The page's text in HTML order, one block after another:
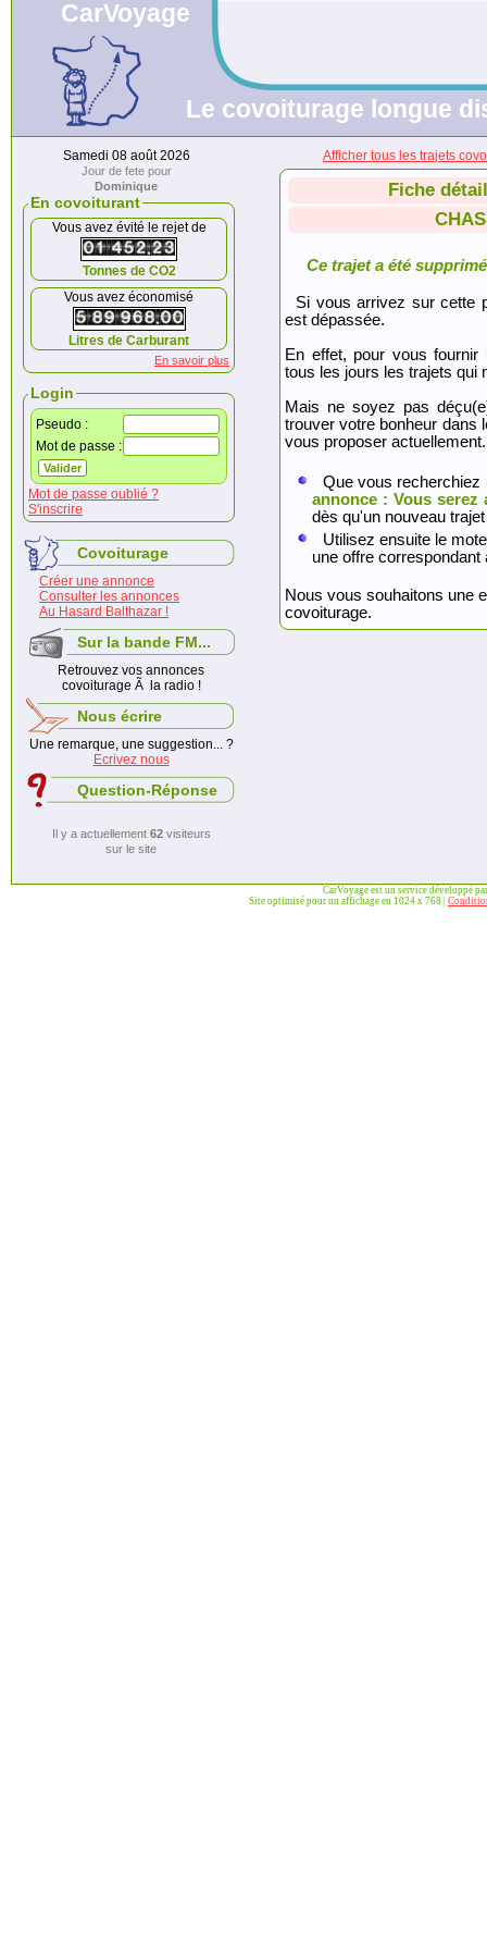
CarVoyage
Le covoiturage longue
Samedi 08 août 2026
Jour de fete pour
Dominique
En covoiturant
Vous avez évité le rejet de
Tonnes de CO2
Vous avez économisé
Litres de Carburant
En savoir plus
Login
Pseudo :
Mot de passe :
Mot de passe oublié ?
S'inscrire
Covoiturage
Créer une annonce
Consulter les annonces
Au Hasard Balthazar !
Sur la bande FM...
Retrouvez vos annonces
covoiturage Ã la radio !
Nous écrire
Une remarque, une suggestion... ?
Ecrivez nous
Question-Réponse
Il y a actuellement 62visiteurs
sur le site
Afficher tous les trajets
Fiche
Ce trajet a été
Si vous arrivez sur cette
est dépassée.
En effet, pour vous fournir
tous les jours les trajets qui
Mais ne soyez pas
trouver votre bonheur dans
vous proposer actuellement.
Que vous
annonce : Vous serez
dès qu'un nouveau
Utilisez ensuite le
une offre
Nous vous souhaitons une
covoiturage.
CarVoyage est un service développé
Site optimisé pour un affichage en 1024 x 768 |